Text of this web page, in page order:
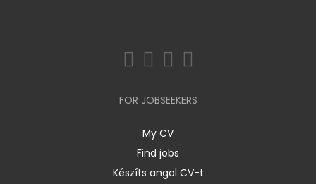
FOR JOBSEEKERS
My CV
Find jobs
Készíts angol CV-t